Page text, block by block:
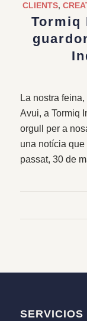
CLIENTS,
Tormiq
La nostra
Avui, a Tormiq
orgull per a
una notícia
passat, 30 de
SERVICIOS